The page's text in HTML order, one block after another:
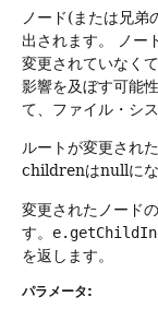
ノード(または兄弟
出されます。
ノー
変更されていなく
影響を及ぼす可能
て、ファイル・シ
ルートが変更され
childrenはnullにな
変更されたノード
す。
を返します。
パラメータ: